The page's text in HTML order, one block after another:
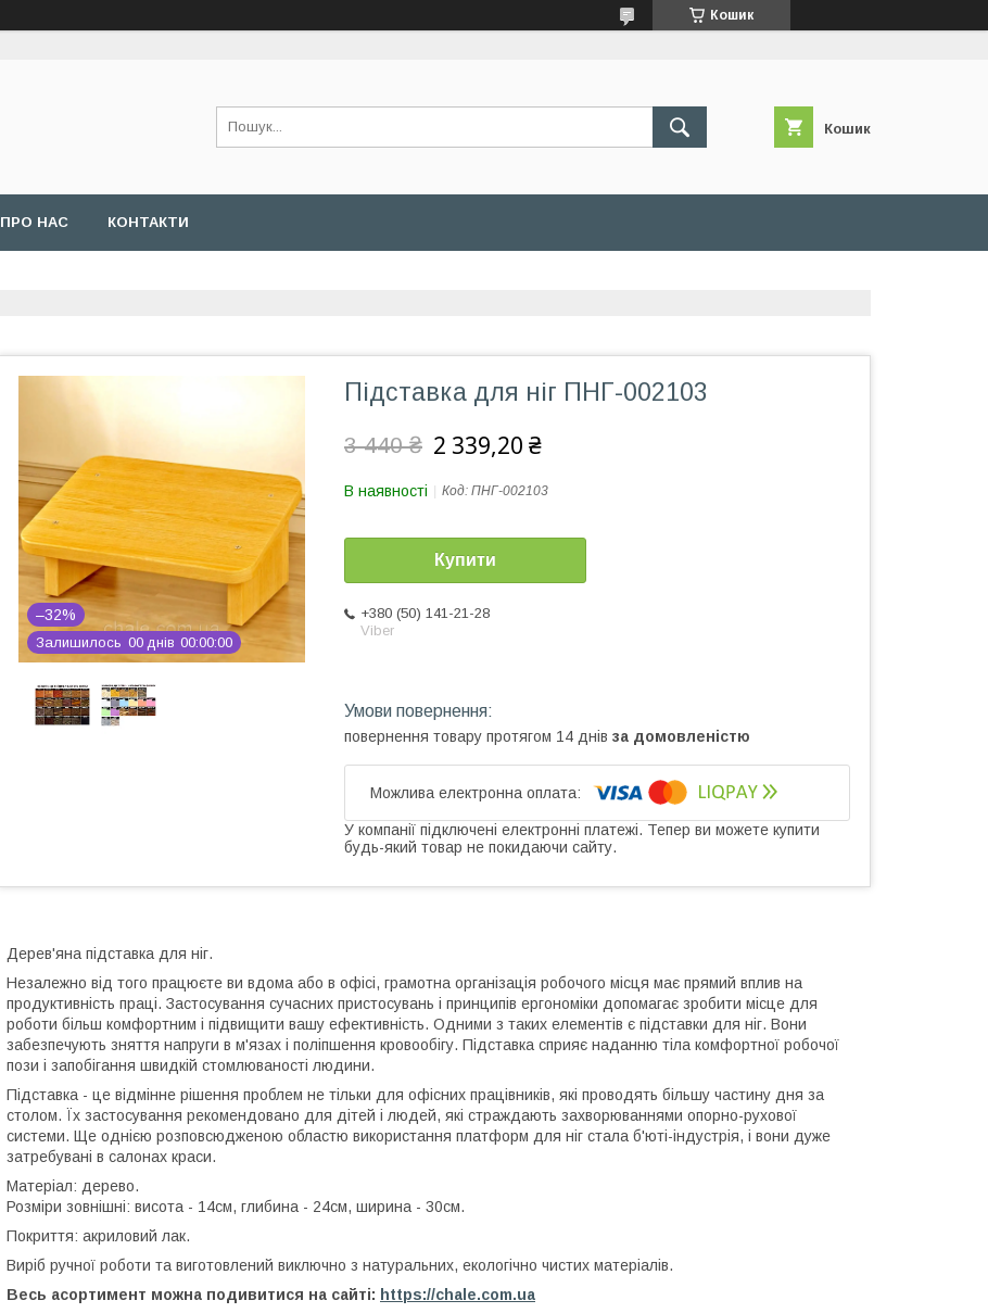
Кошик
Кошик
ПРО НАС КОНТАКТИ
–32%
Залишилось 00 днів 00 00 00
Підставка для ніг ПНГ-002103
3 440 ₴ 2 339,20 ₴
В наявності Код: ПНГ-002103
Купити
+380 (50) 141-21-28
Viber
повернення товару протягом 14 днів за домовленістю
У компанії підключені електронні платежі. Тепер ви можете купити
будь-який товар не покидаючи сайту.
Дерев'яна підставка для ніг.
Незалежно від того працюєте ви вдома або в офісі, грамотна організація робочого місця має прямий вплив на
продуктивність праці. Застосування сучасних пристосувань і принципів ергономіки допомагає зробити місце для
роботи більш комфортним і підвищити вашу ефективність. Одними з таких елементів є підставки для ніг. Вони
забезпечують зняття напруги в м'язах і поліпшення кровообігу. Підставка сприяє наданню тіла комфортної робочої
пози і запобігання швидкій стомлюваності людини.
Підставка - це відмінне рішення проблем не тільки для офісних працівників, які проводять більшу частину дня за
столом. Їх застосування рекомендовано для дітей і людей, які страждають захворюваннями опорно-рухової
системи. Ще однією розповсюдженою областю використання платформ для ніг стала б'юті-індустрія, і вони дуже
затребувані в салонах краси.
Матеріал: дерево.
Розміри зовнішні: висота - 14см, глибина - 24см, ширина - 30см.
Покриття: акриловий лак.
Виріб ручної роботи та виготовлений виключно з натуральних, екологічно чистих матеріалів.
Весь асортимент можна подивитися на сайті: https://chale.com.ua